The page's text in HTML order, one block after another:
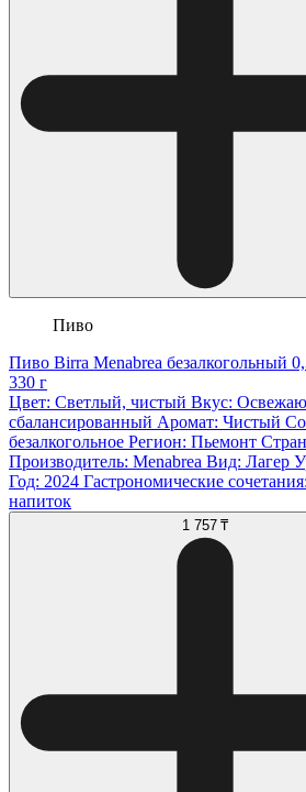
Пиво
Пиво Birra Menabrea безалкогольный
330 г
Цвет: Светлый, чистый Вкус:
сбалансированный Аромат: Чистый
безалкогольное Регион: Пьемонт
Производитель: Menabrea Вид: Лагер
Год: 2024 Гастрономические
напиток
1 757 ₸